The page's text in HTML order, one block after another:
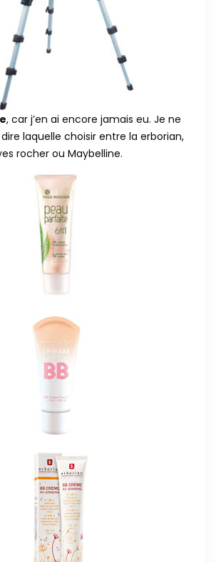
, car j’en ai encore jamais eu. Je ne
laquelle choisir entre la erborian,
rocher ou Maybelline.